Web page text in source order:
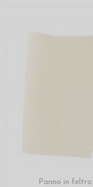
Panno in feltro